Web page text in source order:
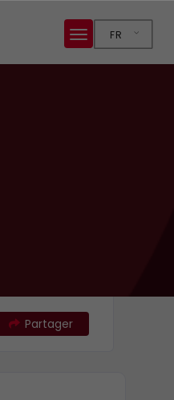
FR
Partager